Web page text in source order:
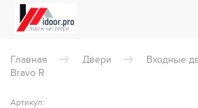
Главная Двери
Входные
Bravo R
Артикул: